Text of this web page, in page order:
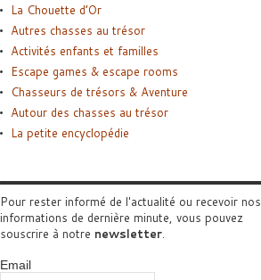
La Chouette d’Or
Autres chasses au trésor
Activités enfants et familles
Escape games & escape rooms
Chasseurs de trésors & Aventure
Autour des chasses au trésor
La petite encyclopédie
Pour rester informé de l'actualité ou recevoir nos
informations de dernière minute, vous pouvez
souscrire à notre newsletter.
Email